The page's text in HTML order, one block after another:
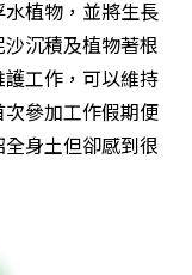
植物，並將生長
沉積及植物著根
工作，可以維持
參加工作假期便
身土但卻感到很